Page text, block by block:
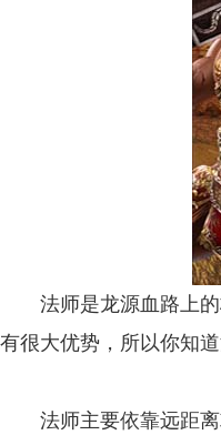
法师是龙源血路上的
有很大优势，所以你知
法师主要依靠远距离